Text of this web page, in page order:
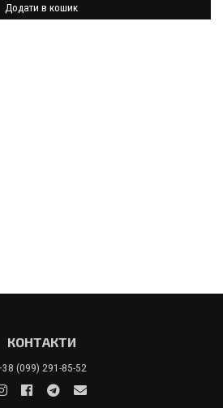
Додати в кошик
КОНТАКТИ
(099) 291-85-52